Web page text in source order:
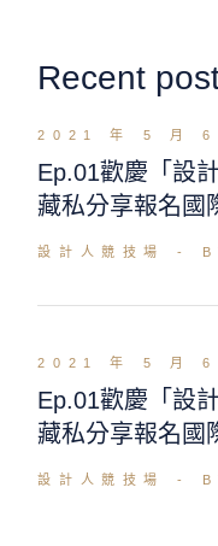
Recent
2021 年 5 月 6
Ep.01歡慶「設
藏私分享報名國
設計人競技場
2021 年 5 月 6
Ep.01歡慶「設
藏私分享報名國
設計人競技場